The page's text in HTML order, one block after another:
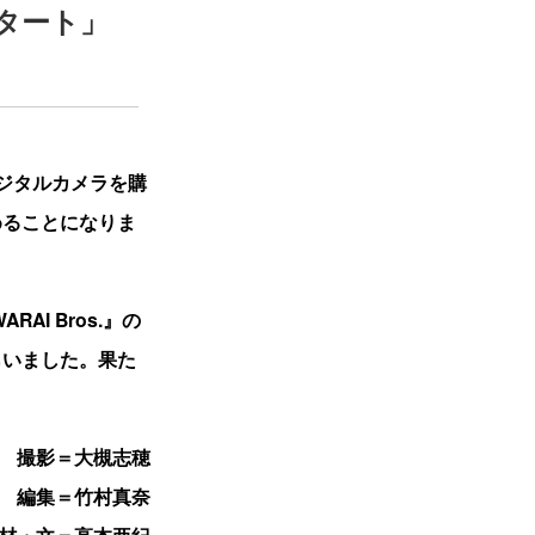
ト」
タルカメラを購
ことになりま
Bros.』の
ました。果た
撮影＝大槻志穂
編集＝竹村真奈